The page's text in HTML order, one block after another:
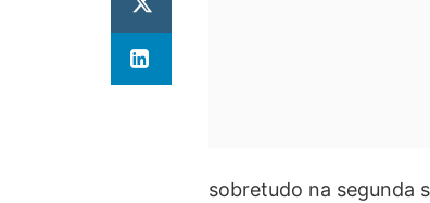
sobretudo na segunda